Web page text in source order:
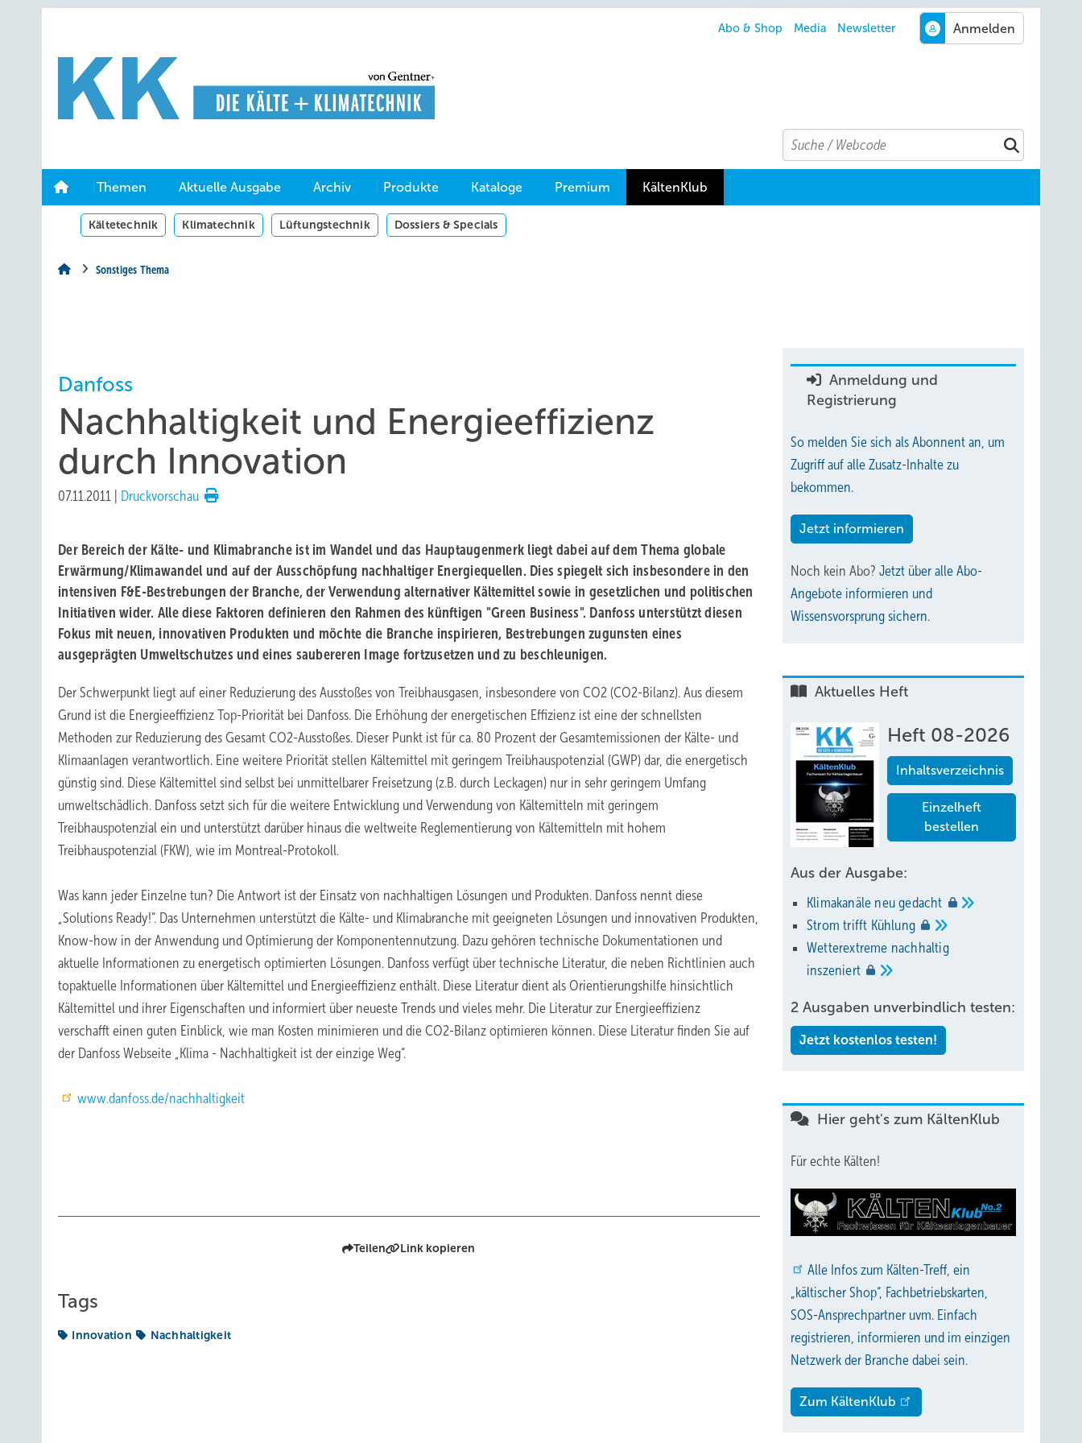
Hauptinhalt
Hauptmenü
Abo & Shop Media Newsletter
Search
Suchen
Themen Aktuelle Ausgabe Archiv Produkte Kataloge Premium KältenKlub
Kältetechnik Klimatechnik Lüftungstechnik Dossiers & Specials
Sonstiges Thema
Danfoss
Nachhaltigkeit und Energieeffizienz
durch Innovation
07.11.2011 Druckvorschau
Der Bereich der Kälte- und Klimabranche ist im Wandel und das Hauptaugenmerk liegt dabei auf dem Thema globale
Erwärmung/Klimawandel und auf der Ausschöpfung nachhaltiger Energiequellen. Dies spiegelt sich insbesondere in den
intensiven F&E-Bestrebungen der Branche, der Verwendung alternativer Kältemittel sowie in gesetzlichen und politischen
Initiativen wider. Alle diese Faktoren definieren den Rahmen des künftigen "Green Business". Danfoss unterstützt diesen
Fokus mit neuen, innovativen Produkten und möchte die Branche inspirieren, Bestrebungen zugunsten eines
ausgeprägten Umweltschutzes und eines saubereren Image fortzusetzen und zu beschleunigen.
Der Schwerpunkt liegt auf einer Reduzierung des Ausstoßes von Treibhausgasen, insbesondere von CO2 (CO2-Bilanz). Aus diesem
Grund ist die Energieeffizienz Top-Priorität bei Danfoss. Die Erhöhung der energetischen Effizienz ist eine der schnellsten
Methoden zur Reduzierung des Gesamt CO2-Ausstoßes. Dieser Punkt ist für ca. 80 Prozent der Gesamtemissionen der Kälte- und
Klimaanlagen verantwortlich. Eine weitere Priorität stellen Kältemittel mit geringem Treibhauspotenzial (GWP) dar, die energetisch
günstig sind. Diese Kältemittel sind selbst bei unmittelbarer Freisetzung (z.B. durch Leckagen) nur in sehr geringem Umfang
umweltschädlich. Danfoss setzt sich für die weitere Entwicklung und Verwendung von Kältemitteln mit geringem
Treibhauspotenzial ein und unterstützt darüber hinaus die weltweite Reglementierung von Kältemitteln mit hohem
Treibhauspotenzial (FKW), wie im Montreal-Protokoll.
Was kann jeder Einzelne tun? Die Antwort ist der Einsatz von nachhaltigen Lösungen und Produkten. Danfoss nennt diese
„Solutions Ready!“. Das Unternehmen unterstützt die Kälte- und Klimabranche mit geeigneten Lösungen und innovativen Produkten,
Know-how in der Anwendung und Optimierung der Komponentennutzung. Dazu gehören technische Dokumentationen und
aktuelle Informationen zu energetisch optimierten Lösungen. Danfoss verfügt über technische Literatur, die neben Richtlinien auch
topaktuelle Informationen über Kältemittel und Energieeffizienz enthält. Diese Literatur dient als Orientierungshilfe hinsichtlich
Kältemittel und ihrer Eigenschaften und informiert über neueste Trends und vieles mehr. Die Literatur zur Energieeffizienz
verschafft einen guten Einblick, wie man Kosten minimieren und die CO2-Bilanz optimieren können. Diese Literatur finden Sie auf
der Danfoss Webseite „Klima - Nachhaltigkeit ist der einzige Weg“.
www.danfoss.de/nachhaltigkeit
Teilen Link kopieren
Tags
Innovation Nachhaltigkeit
Anmeldung und
Registrierung
So melden Sie sich als Abonnent an, um
Zugriff auf alle Zusatz-Inhalte zu
bekommen.
Jetzt informieren
Noch kein Abo? Jetzt über alle Abo-
Angebote informieren und
Wissensvorsprung sichern.
Aktuelles Heft
Heft 08-2026
Inhaltsverzeichnis
Einzelheft
bestellen
Aus der Ausgabe:
Klimakanäle neugedacht
Strom trifft Kühlung
Wetterextreme nachhaltig
inszeniert
2 Ausgaben unverbindlich testen:
Jetzt kostenlos testen!
Hier geht's zum KältenKlub
Für echte Kälten!
Alle Infos zum Kälten-Treff, ein
„kältischer Shop“, Fachbetriebskarten,
SOS-Ansprechpartner uvm. Einfach
registrieren, informieren und im einzigen
Netzwerk der Branche dabei sein.
Zum KältenKlub